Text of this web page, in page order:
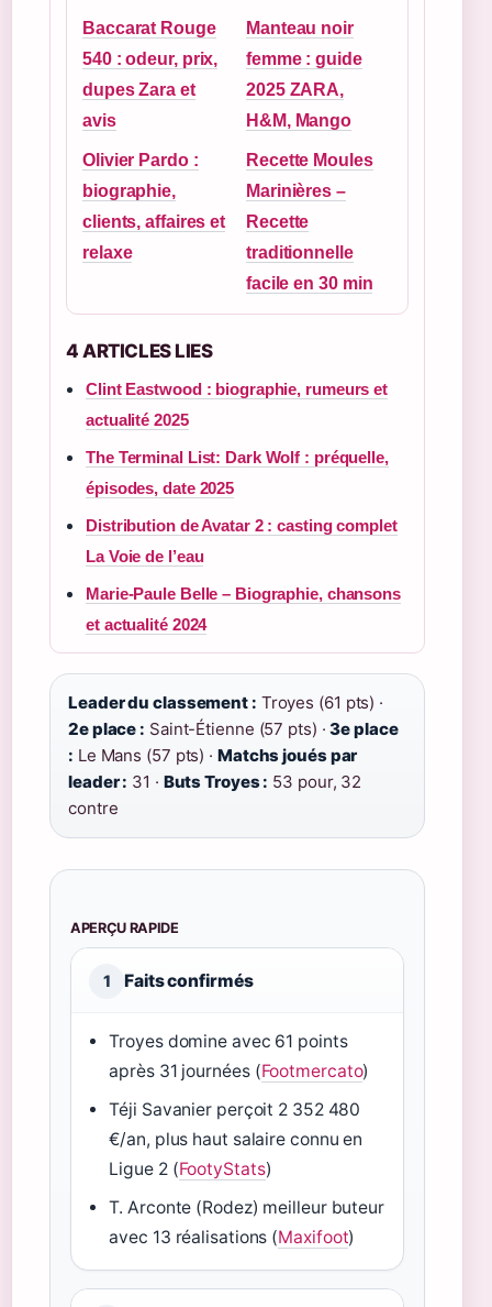
Baccarat Rouge
540 : odeur, prix,
dupes Zara et
avis
Manteau noir
femme : guide
2025 ZARA,
H&M, Mango
Olivier Pardo :
biographie,
clients, affaires et
relaxe
Recette Moules
Marinières –
Recette
traditionnelle
facile en 30 min
4 ARTICLES LIES
Clint Eastwood : biographie, rumeurs et
actualité 2025
The Terminal List: Dark Wolf : préquelle,
épisodes, date 2025
Distribution de Avatar 2 : casting complet
La Voie de l’eau
Marie-Paule Belle – Biographie, chansons
et actualité 2024
Leader du classement : Troyes (61 pts) ·
2e place : Saint-Étienne (57 pts) ·3e place
: Le Mans (57 pts) · Matchs joués par
leader : 31 · Buts Troyes : 53 pour, 32
contre
APERÇU RAPIDE
1 Faits confirmés
Troyes domine avec 61 points
après 31 journées (Footmercato)
Téji Savanier perçoit 2 352 480
€/an, plus haut salaire connu en
Ligue 2 (FootyStats)
T. Arconte (Rodez) meilleur buteur
avec 13 réalisations (Maxifoot)